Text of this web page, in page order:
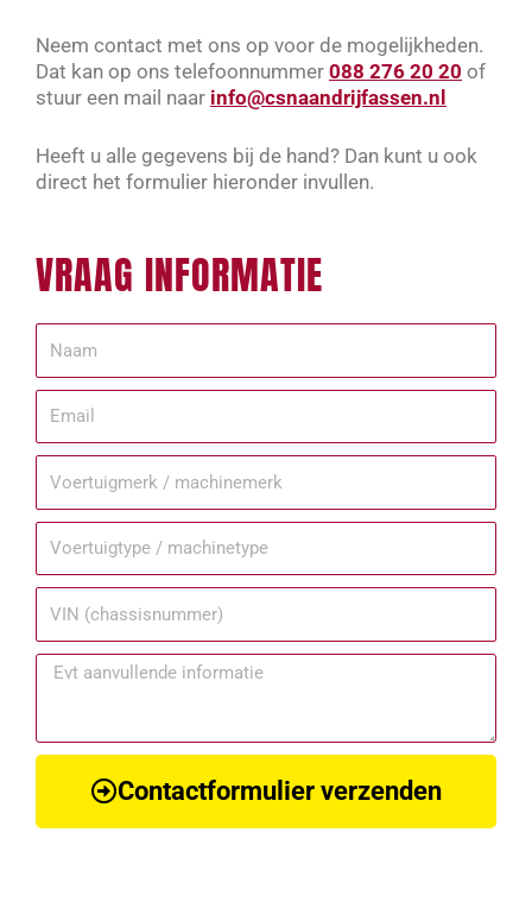
Neem contact met ons op voor de mogelijkheden.
Dat kan op ons telefoonnummer 088 276 20 20 of
stuur een mail naar info@csnaandrijfassen.nl
Heeft u alle gegevens bij de hand? Dan kunt u ook
direct het formulier hieronder invullen.
VRAAG INFORMATIE​
Contactformulier verzenden